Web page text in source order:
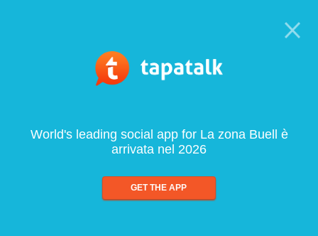
World's leading social app for La zona Buell è
arrivata nel 2026
GET THE APP